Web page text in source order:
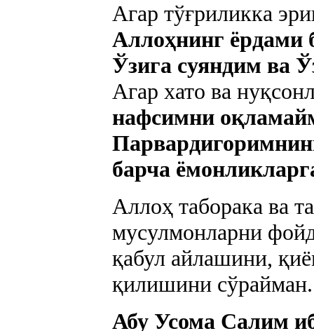
Агар тўғриликка
Аллоҳнинг ёрдами
Ўзига суяндим ва
Агар хато ва
нафсимни
барча
Аллоҳ таборака ва
мусулмонларни
қабул айлашини,
қилишини сўрайман.
Абу Усома Салим